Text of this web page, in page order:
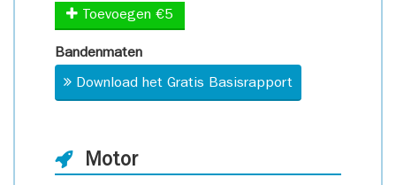
Toevoegen €5
Bandenmaten
Download het Gratis Basisrapport
Motor